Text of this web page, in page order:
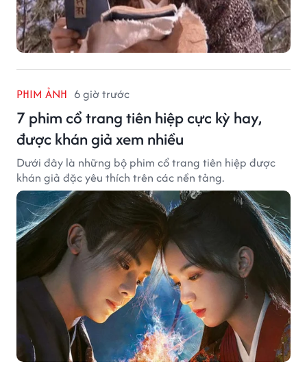
PHIM ẢNH 6 giờ trước
7 phim cổ trang tiên hiệp cực kỳ hay,
được khán giả xem nhiều
Dưới đây là những bộ phim cổ trang tiên hiệp được
khán giả đặc yêu thích trên các nền tảng.